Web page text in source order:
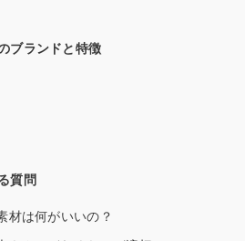
ブランドと特徴
質問
材は何がいいの？